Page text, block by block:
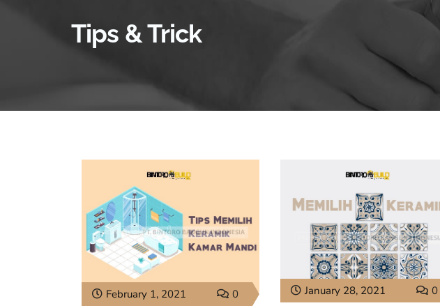
Tips & Trick
February 1, 2021 0 January 28, 2021 0